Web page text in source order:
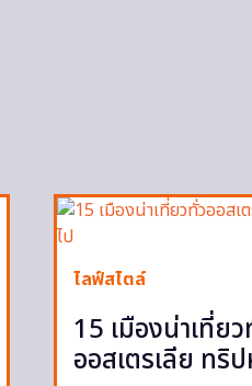
ไลฟ์สไตล์
15 เมืองน่าเที่ย
ออสเตรเลีย ทริ